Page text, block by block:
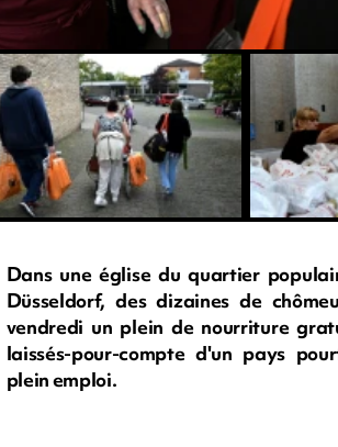
Dans une église du quartier
Düsseldorf, des dizaines de
vendredi un plein de nourriture
laissés-pour-compte d'un pays
plein emploi.